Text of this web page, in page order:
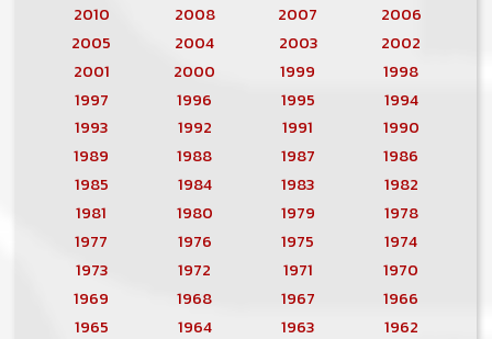
2010
2008 2007
2006
2005
2004 2003
2002
2001
2000 1999
1998
1997
1996 1995
1994
1993
1992 1991
1990
1989
1988 1987
1986
1985
1984 1983
1982
1981
1980 1979
1978
1977
1976 1975
1974
1973
1972 1971
1970
1969
1968 1967
1966
1965
1964 1963
1962